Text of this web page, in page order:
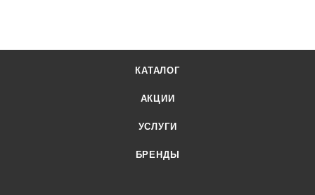
КАТАЛОГ
АКЦИИ
УСЛУГИ
БРЕНДЫ